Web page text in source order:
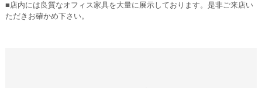
■店内には良質なオフィス家具を大量に展示しております。是非ご来店い
ただきお確かめ下さい。